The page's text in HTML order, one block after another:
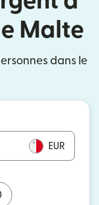
Malte
dans le
EUR